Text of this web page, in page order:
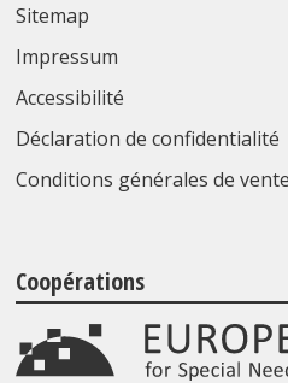
Sitemap
Impressum
Accessibilité
Déclaration de confidentialité
Conditions générales de vente
Coopérations